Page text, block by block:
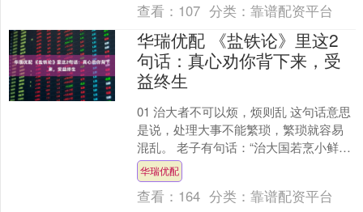
查看： 107 分类：靠谱配资平台
华瑞优配 《盐铁论》里这2
句话：真心劝你背下来，受
益终生
01 治大者不可以烦，烦则乱 这句话意思
是说，处理大事不能繁琐，繁琐就容易
混乱。 老子有句话：“治大国若烹小鲜。”
即治理大国，就像煎小鱼一样，不能反
复翻动，否....
华瑞优配
查看： 164 分类：靠谱配资平台